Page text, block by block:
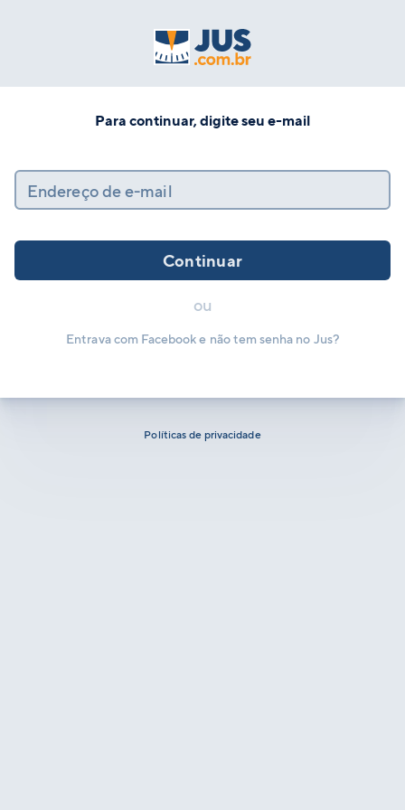
Para continuar, digite seu e-mail
Endereço de e-mail
Continuar
ou
Entrava com Facebook e não tem senha no Jus?
Políticas de privacidade